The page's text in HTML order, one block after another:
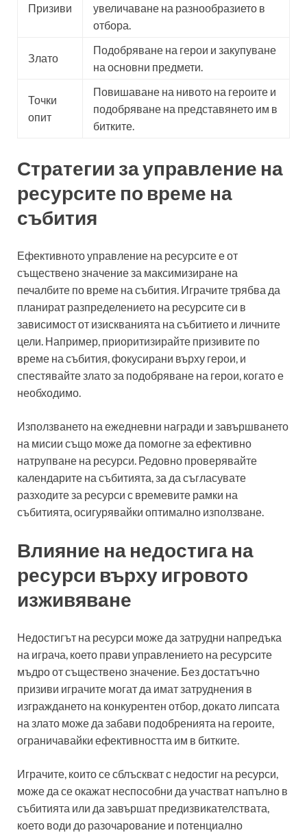
Призиви
увеличаване на разнообразието в
отбора.
Злато
Подобряване на герои и закупуване
на основни предмети.
Точки
опит
Повишаване на нивото на героите и
подобряване на представянето им в
битките.
Стратегии за управление на
ресурсите по време на
събития
Ефективното управление на ресурсите е от
съществено значение за максимизиране на
печалбите по време на събития. Играчите трябва да
планират разпределението на ресурсите си в
зависимост от изискванията на събитието и личните
цели. Например, приоритизирайте призивите по
време на събития, фокусирани върху герои, и
спестявайте злато за подобряване на герои, когато е
необходимо.
Използването на ежедневни награди и завършването
на мисии също може да помогне за ефективно
натрупване на ресурси. Редовно проверявайте
календарите на събитията, за да съгласувате
разходите за ресурси с времевите рамки на
събитията, осигурявайки оптимално използване.
Влияние на недостига на
ресурси върху игровото
изживяване
Недостигът на ресурси може да затрудни напредъка
на играча, което прави управлението на ресурсите
мъдро от съществено значение. Без достатъчно
призиви играчите могат да имат затруднения в
изграждането на конкурентен отбор, докато липсата
на злато може да забави подобренията на героите,
ограничавайки ефективността им в битките.
Играчите, които се сблъскват с недостиг на ресурси,
може да се окажат неспособни да участват напълно в
събитията или да завършат предизвикателствата,
което води до разочарование и потенциално